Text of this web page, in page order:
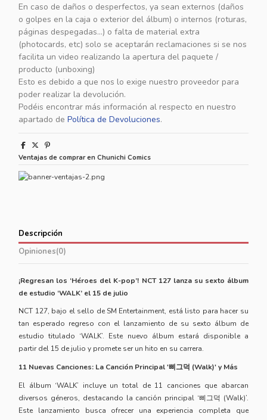
En caso de daños o desperfectos, ya sean externos (daños
o golpes en la caja o exterior del álbum) o internos (roturas,
páginas despegadas...) o falta de material extra
(photocards, etc) solo se aceptarán reclamaciones si se nos
facilita un video realizando la apertura del paquete /
producto (unboxing)
Esto es debido a que nos lo exige nuestro proveedor para
poder realizar la devolución.
Podéis encontrar más información al respecto en nuestro
apartado de Política de Devoluciones.
Ventajas de comprar en Chunichi Comics
Descripción
Opiniones(0)
¡Regresan los ‘Héroes del K-pop’! NCT 127 lanza su sexto álbum
de estudio ‘WALK’ el 15 de julio
NCT 127, bajo el sello de SM Entertainment, está listo para hacer su
tan esperado regreso con el lanzamiento de su sexto álbum de
estudio titulado ‘WALK’. Este nuevo álbum estará disponible a
partir del 15 de julio y promete ser un hito en su carrera.
11 Nuevas Canciones: La Canción Principal '삐그덕 (Walk)' y Más
El álbum ‘WALK’ incluye un total de 11 canciones que abarcan
diversos géneros, destacando la canción principal ‘삐그덕 (Walk)’.
Este lanzamiento busca ofrecer una experiencia completa que